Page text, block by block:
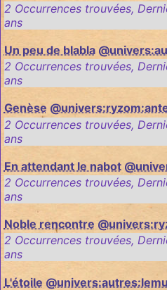
2 Occurrences trouvées,
ans
Un peu de blabla
2 Occurrences trouvées,
ans
Genèse
2 Occurrences trouvées,
ans
En attendant le nabot
2 Occurrences trouvées,
ans
Noble rencontre
2 Occurrences trouvées,
ans
L'étoile